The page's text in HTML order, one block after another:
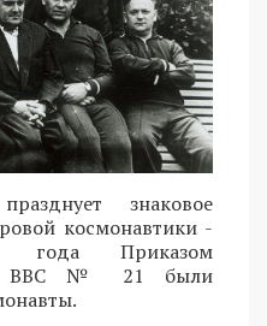
знаковое
космонавтики -
Приказом
ВВС № 21 были